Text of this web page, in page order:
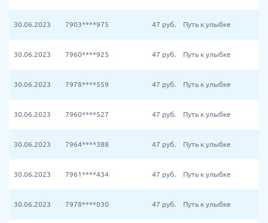
30.06.2023 7903****975 47 руб. Путь к улыбке
30.06.2023 7960****925 47 руб. Путь к улыбке
30.06.2023 7978****559 47 руб. Путь к улыбке
30.06.2023 7960****527 47 руб. Путь к улыбке
30.06.2023 7964****388 47 руб. Путь к улыбке
30.06.2023 7961****434 47 руб. Путь к улыбке
30.06.2023 7978****030 47 руб. Путь к улыбке